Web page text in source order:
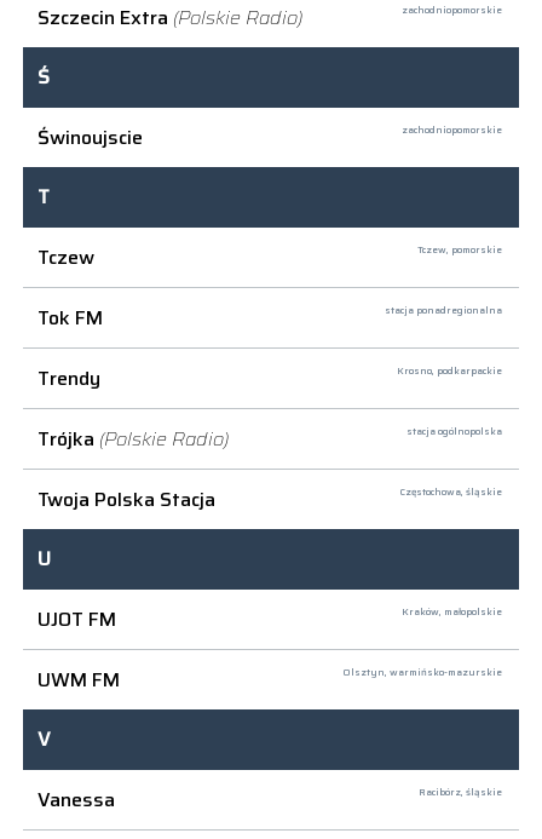
Szczecin Extra (Polskie Radio) zachodniopomorskie
Ś
Świnoujscie
zachodniopomorskie
T
Tczew
Tczew, pomorskie
Tok FM stacja ponadregionalna
Trendy Krosno, podkarpackie
Trójka (Polskie Radio) stacja ogólnopolska
Twoja Polska Stacja Częstochowa, śląskie
U
UJOT FM
Kraków, małopolskie
UWM FM Olsztyn, warmińsko-mazurskie
V
Vanessa
Racibórz, śląskie